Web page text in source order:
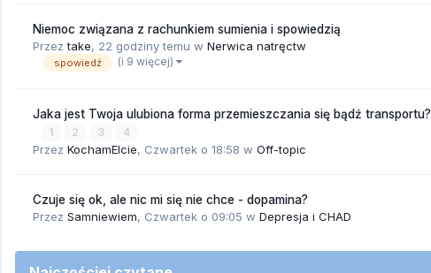
Niemoc związana z rachunkiem sumienia i spowiedzią
Przeztake, 22 godziny temu w Nerwica natręctw
spowiedź (i 9 więcej)
Jaka jest Twoja ulubiona forma przemieszczania się bądź transportu?
1 2 3 4
Przez KochamElcie, Czwartek o 18:58 w Off-topic
Czuje się ok, ale nic mi się nie chce - dopamina?
Przez Samniewiem, Czwartek o 09:05 w Depresja i CHAD